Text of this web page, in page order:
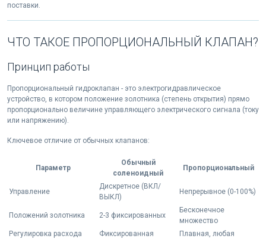
поставки.
ЧТО ТАКОЕ ПРОПОРЦИОНАЛЬНЫЙ КЛАПАН?
Принцип работы
Пропорциональный гидроклапан - это электрогидравлическое
устройство, в котором положение золотника (степень открытия) прямо
пропорционально величине управляющего электрического сигнала (току
или напряжению).
Ключевое отличие от обычных клапанов:
Параметр
Обычный
соленоидный
Пропорциональный
Управление
Дискретное (ВКЛ/
ВЫКЛ)
Непрерывное (0-100%)
Положений золотника 2-3 фиксированных
Бесконечное
множество
Регулировка расхода
Фиксированная
Плавная, любая